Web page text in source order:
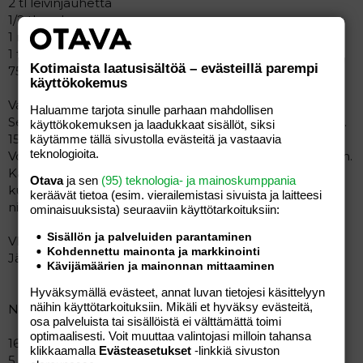
1/2 tl suolaa
1 rkl sokeria
1 tl vaniljasokeria
75 g Valio voita tai Oivariinia sulatettuna
Vatkaa munien rakenne rikki. Lisää rahka ja maito.
Sekoita joukkoon kuivat aineet. Anna taikinan turvota n.
15 min. Lisää lopuksi voisula. Kuumenna vohvelirauta.
Voitele rauta parin ensimmäisen vohvelin paistoa varten.
Kaada n. 1/2 dl taikinaa raudalle. Paista vohvelit
kullankeltaisiksi. Siirrä vohvelit suoraan tarjoilulautasille
niin että ne pysyvät rapeina.
VINKKI
Jätä pois sokerit ja tarjoa suolaisen täytteen kanssa.
Nallekarhun vohvelit
16 kpl
Kotimaista laatusisältöä – evästeillä parempi
käyttökokemus
Haluamme tarjota sinulle parhaan mahdollisen
käyttökokemuksen ja laadukkaat sisällöt, siksi
käytämme tällä sivustolla evästeitä ja vastaavia
teknologioita.
Otavaja sen (95) teknologia- ja mainoskumppania
keräävät tietoa (esim. vierailemis­tasi sivuista ja laitteesi
ominaisuuk­sista) seuraaviin käyttötarkoituksiin:
Sisällön ja palveluiden parantaminen
Kohdennettu mainonta ja markkinointi
Kävijämäärien ja mainonnan mittaaminen
Hyväksymällä evästeet, annat luvan tietojesi käsittelyyn
näihin käyttötarkoituksiin. Mikäli et hyväksy evästeitä,
osa palveluista tai sisällöistä ei välttämättä toimi
optimaalisesti. Voit muuttaa valintojasi milloin tahansa
klikkaamalla Evästeasetukset -linkkiä sivuston